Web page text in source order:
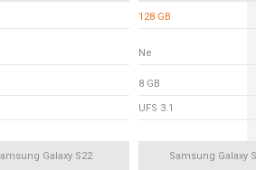
128 GB
Ne
8 GB
UFS 3.1
Galaxy S22 Samsung Galaxy